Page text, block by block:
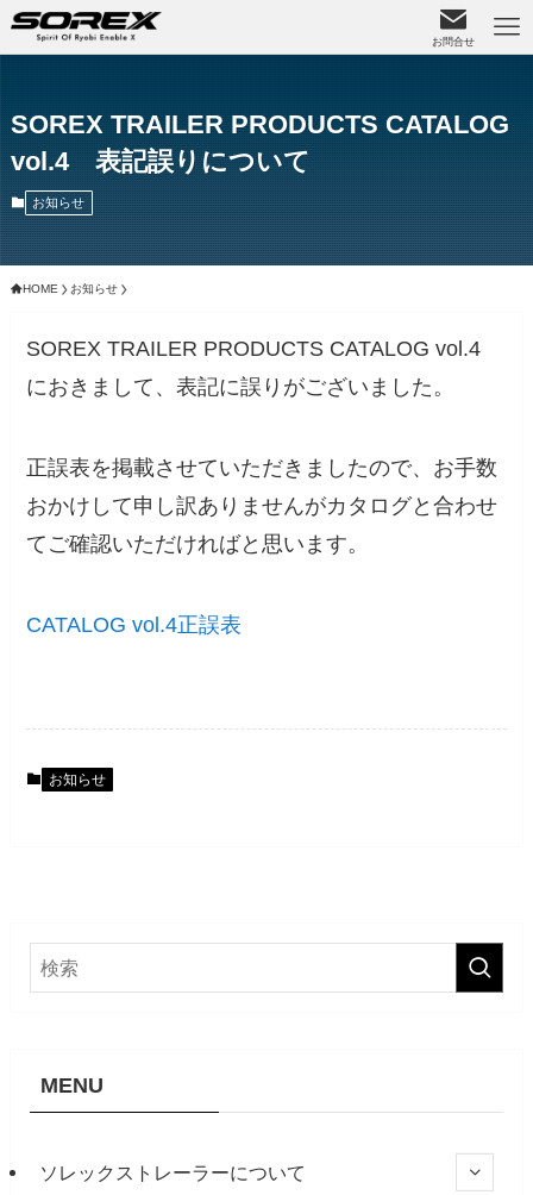
お問合せ
SOREX TRAILER PRODUCTS CATALOG
vol.4 表記誤りについて
お知らせ
HOME お知らせ
SOREX TRAILER PRODUCTS CATALOG vol.4
におきまして、表記に誤りがございました。
正誤表を掲載させていただきましたので、お手数
おかけして申し訳ありませんがカタログと合わせ
てご確認いただければと思います。
CATALOG vol.4正誤表
お知らせ
MENU
ソレックストレーラーについて